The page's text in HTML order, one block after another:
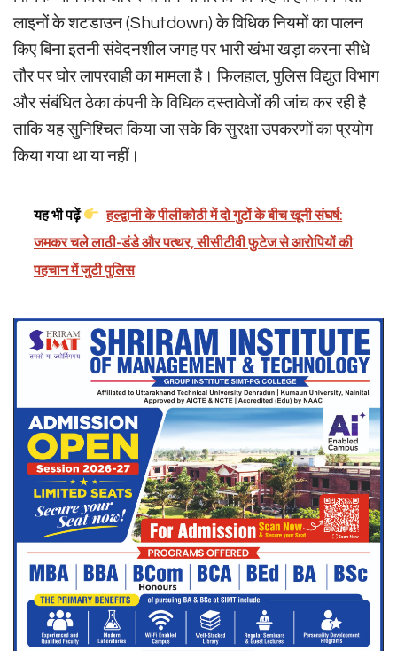
लाइनों के शटडाउन (Shutdown) के विधिक नियमों का पालन
किए बिना इतनी संवेदनशील जगह पर भारी खंभा खड़ा करना सीधे
तौर पर घोर लापरवाही का मामला है। फिलहाल, पुलिस विद्युत विभाग
और संबंधित ठेका कंपनी के विधिक दस्तावेजों की जांच कर रही है
ताकि यह सुनिश्चित किया जा सके कि सुरक्षा उपकरणों का प्रयोग
किया गया था या नहीं।
यह भी पढ़ें
हल्द्वानी के पीलीकोठी में दो गुटों के बीच खूनी संघर्ष:
जमकर चले लाठी-डंडे और पत्थर, सीसीटीवी फुटेज से आरोपियों की
पहचान में जुटी पुलिस